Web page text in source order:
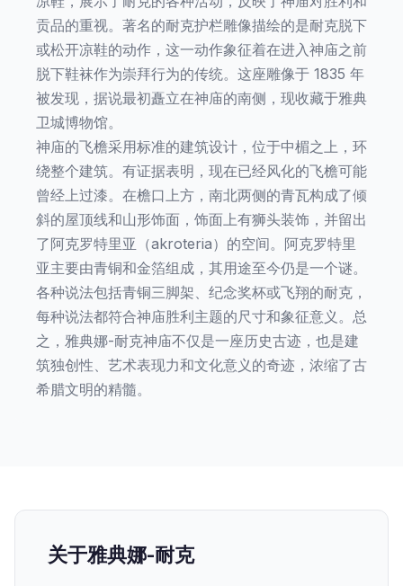
贡品的重视。著名的耐克护栏雕像描绘的是耐克脱下
或松开凉鞋的动作，这一动作象征着在进入神庙之前
脱下鞋袜作为崇拜行为的传统。这座雕像于 1835 年
被发现，据说最初矗立在神庙的南侧，现收藏于雅典
卫城博物馆。
神庙的飞檐采用标准的建筑设计，位于中楣之上，环
绕整个建筑。有证据表明，现在已经风化的飞檐可能
曾经上过漆。在檐口上方，南北两侧的青瓦构成了倾
斜的屋顶线和山形饰面，饰面上有狮头装饰，并留出
了阿克罗特里亚（akroteria）的空间。阿克罗特里
亚主要由青铜和金箔组成，其用途至今仍是一个谜。
各种说法包括青铜三脚架、纪念奖杯或飞翔的耐克，
每种说法都符合神庙胜利主题的尺寸和象征意义。总
之，雅典娜-耐克神庙不仅是一座历史古迹，也是建
筑独创性、艺术表现力和文化意义的奇迹，浓缩了古
希腊文明的精髓。
关于雅典娜-耐克